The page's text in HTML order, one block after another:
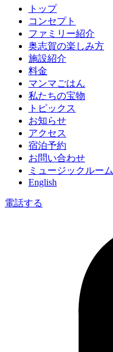
トップ
コンセプト
ファミリー紹介
奥志賀の楽しみ方
施設紹介
料金
マンマごはん
私たちの宝物
トピックス
お知らせ
アクセス
宿泊予約
お問い合わせ
ミュージックルーム
English
電話する